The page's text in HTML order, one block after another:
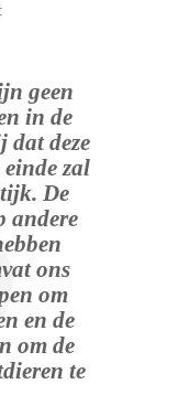
:
geen
in de
dat deze
zal
De
andere
ons
om
en de
om de
te